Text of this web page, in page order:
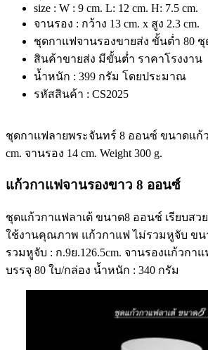
size : W : 9 cm. L: 12 cm. H: 7.5 cm.
จานรอง : กว้าง 13 cm. x สูง 2.3 cm.
ชุดกาแฟจานรองขายส่ง ขั้นต่ำ 80 ชุ
สินค้าขายส่ง มีขั้นต่ำ ราคาโรงงาน
น้ำหนัก : 399 กรัม โดยประมาณ
รหัสสินค้า : CS2025
ชุดกาแฟลายพระจันทร์ 8 ออนซ์ ขนาดแก้ว
cm. จานรอง 14 cm. Weight 300 g.
แก้วกาแฟจานรองขาว 8 ออนซ์
ชุดแก้วกาแฟลาเต้ ขนาด8 ออนช์ เรียบส
ใช้งานคุณภาพ แก้วกาแฟ ไม่รวมหูจับ ขนา
รวมหูจับ : ก.9ย.126.5cm. จานรองแก้วกาแ
บรรจุ 80 ใบ/กล่อง น้ำหนัก : 340 กรัม